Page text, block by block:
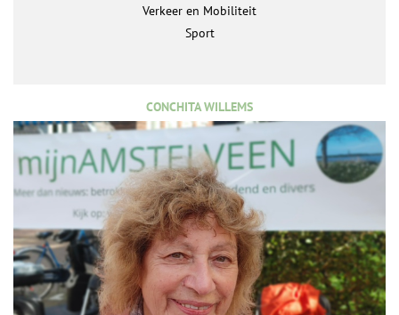
Verkeer en Mobiliteit
Sport
CONCHITA WILLEMS